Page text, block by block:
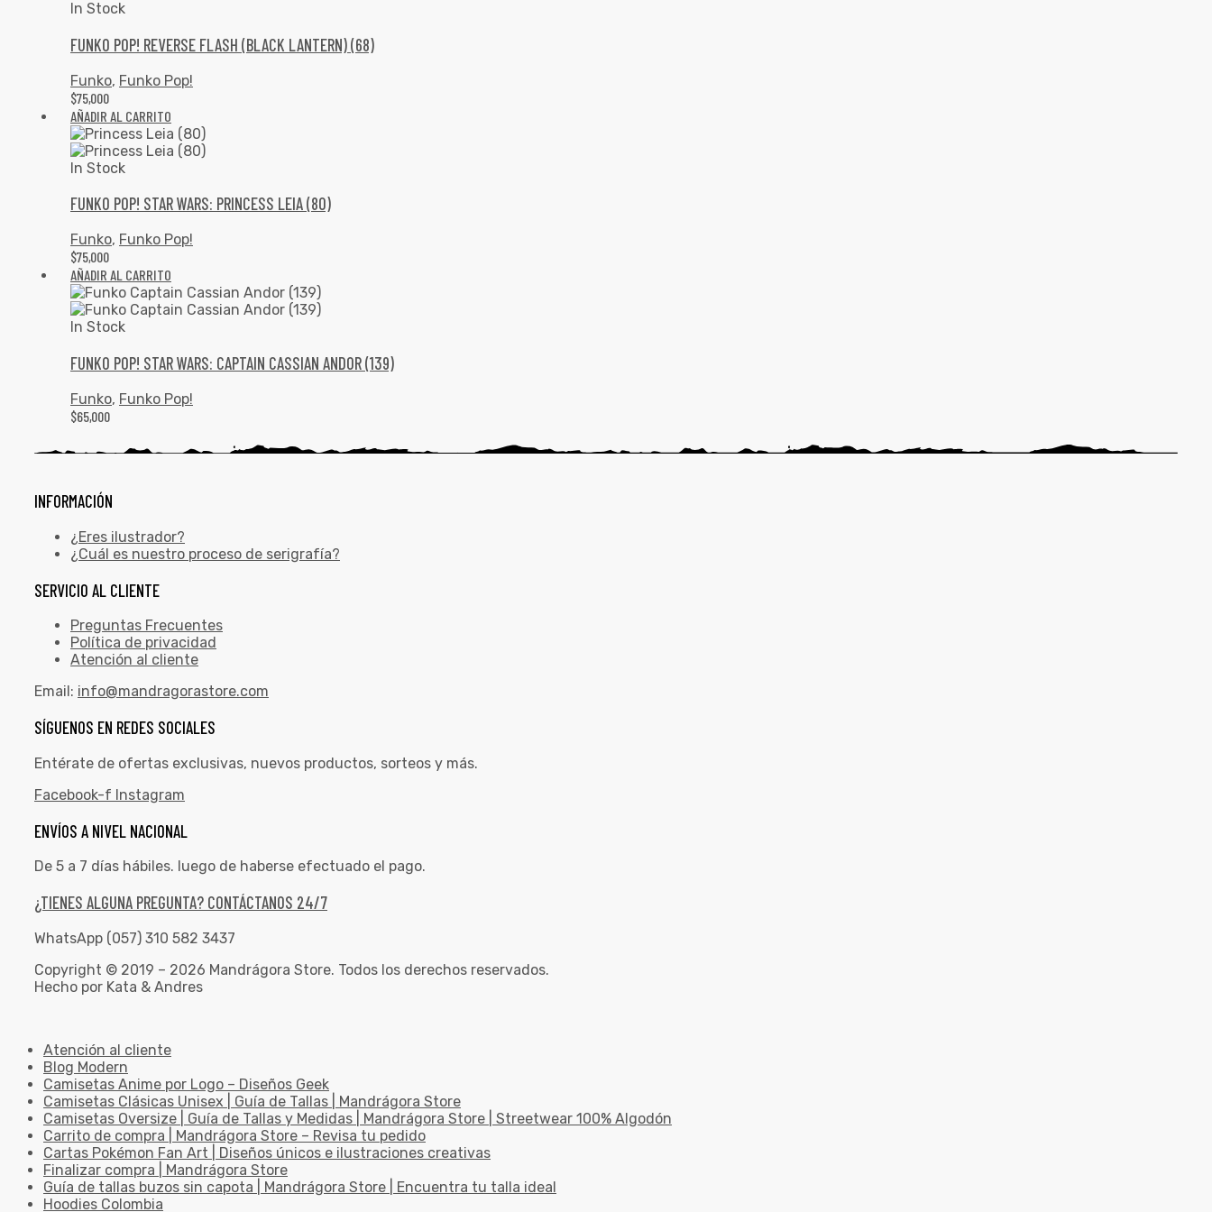
In Stock
FUNKO POP! REVERSE FLASH (BLACK LANTERN) (68)
Funko, Funko Pop!
$75,000
AÑADIR AL CARRITO
In Stock
FUNKO POP! STAR WARS: PRINCESS LEIA (80)
Funko, Funko Pop!
$75,000
AÑADIR AL CARRITO
In Stock
FUNKO POP! STAR WARS: CAPTAIN CASSIAN ANDOR (139)
Funko, Funko Pop!
$65,000
INFORMACIÓN
¿Eres ilustrador?
¿Cuál es nuestro proceso de serigrafía?
SERVICIO AL CLIENTE
Preguntas Frecuentes
Política de privacidad
Atención al cliente
Email: info@mandragorastore.com
SÍGUENOS EN REDES SOCIALES
Entérate de ofertas exclusivas, nuevos productos, sorteos y más.
Facebook-f Instagram
ENVÍOS A NIVEL NACIONAL
De 5 a 7 días hábiles. luego de haberse efectuado el pago.
¿TIENES ALGUNA PREGUNTA? CONTÁCTANOS 24/7
WhatsApp (057) 310 582 3437
Copyright © 2019 – 2026 Mandrágora Store. Todos los derechos reservados.
Hecho por Kata & Andres
Atención al cliente
Blog Modern
Camisetas Anime por Logo – Diseños Geek
Camisetas Clásicas Unisex | Guía de Tallas | Mandrágora Store
Camisetas Oversize | Guía de Tallas y Medidas | Mandrágora Store | Streetwear 100% Algodón
Carrito de compra | Mandrágora Store – Revisa tu pedido
Cartas Pokémon Fan Art | Diseños únicos e ilustraciones creativas
Finalizar compra | Mandrágora Store
Guía de tallas buzos sin capota | Mandrágora Store | Encuentra tu talla ideal
Hoodies Colombia